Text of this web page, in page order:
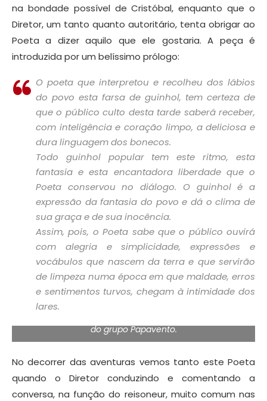
na bondade possível de Cristóbal, enquanto que o
Diretor, um tanto quanto autoritário, tenta obrigar ao
Poeta a dizer aquilo que ele gostaria. A peça é
introduzida por um belíssimo prólogo:
O poeta que interpretou e recolheu dos lábios
do povo esta farsa de guinhol, tem certeza de
que o público culto desta tarde saberá receber,
com inteligência e coração limpo, a deliciosa e
dura linguagem dos bonecos.
Todo guinhol popular tem este ritmo, esta
fantasia e esta encantadora liberdade que o
Poeta conservou no diálogo. O guinhol é a
expressão da fantasia do povo e dá o clima de
sua graça e de sua inocência.
Assim, pois, o Poeta sabe que o público ouvirá
com alegria e simplicidade, expressões e
vocábulos que nascem da terra e que servirão
de limpeza numa época em que maldade, erros
e sentimentos turvos, chegam à intimidade dos
lares.
Um dos poucos teatros de guinhol que ainda existe no
do grupo Papavento.
No decorrer das aventuras vemos tanto este Poeta
quando o Diretor conduzindo e comentando a
conversa, na função do reisoneur, muito comum nas